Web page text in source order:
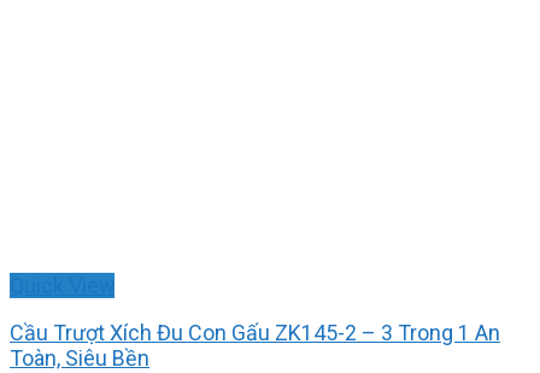
Cầu Trượt Xích Đu Con Gấu ZK145-2 – 3 Trong 1 An
Toàn, Siêu Bền